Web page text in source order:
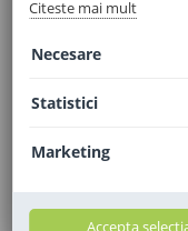
Adresa:Sos. Borsului,
folosiți site-ul nostru.
Citeste mai mult
Necesare
Statistici
Marketing
Accepta